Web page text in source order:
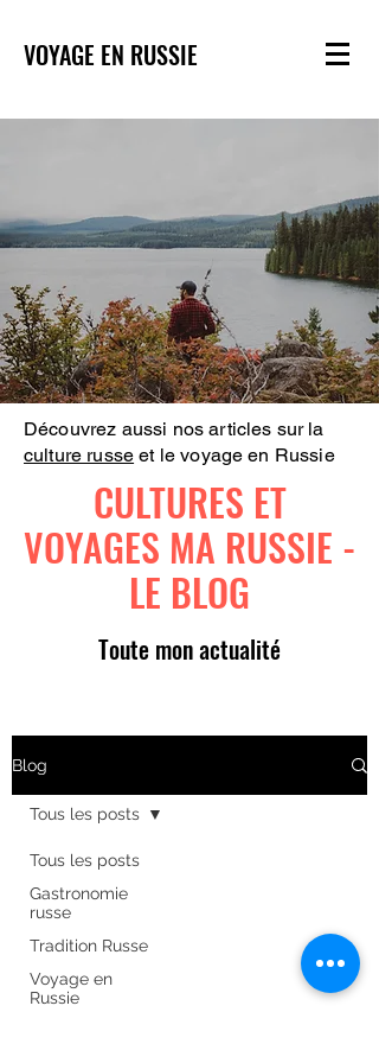
VOYAGE EN RUSSIE
Découvrez aussi nos articles sur la
culture russe et le voyage en Russie
CULTURES ET
VOYAGES MA RUSSIE -
LE BLOG
Toute mon actualité
Blog
Tous les posts
Gastronomie
russe
Tradition Russe
Voyage en
Russie
Tous les posts